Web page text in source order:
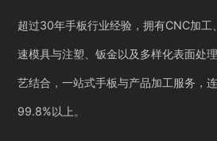
超过30年手板行业经验，拥有CNC加工
速模具与注塑、钣金以及多样化表面处
艺结合，一站式手板与产品加工服务，
99.8%以上。